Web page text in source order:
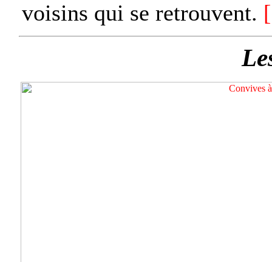
voisins qui se retrouvent.